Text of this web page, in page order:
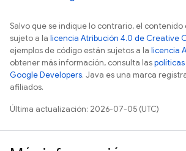
Salvo que se indique lo contrario, el contenido
sujeto a la licencia Atribución 4.0 de Creative
ejemplos de código están sujetos a la licencia
obtener más información, consulta las
Google Developers. Java es una marca
afiliados.
Última actualización: 2026-07-05 (UTC)